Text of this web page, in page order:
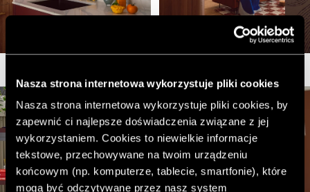
Nasza strona internetowa wykorzystuje pliki cookies
Nasza strona internetowa wykorzystuje pliki cookies, by
zapewnić ci najlepsze doświadczenia związane z jej
wykorzystaniem. Cookies to niewielkie informacje
tekstowe, przechowywane na twoim urządzeniu
końcowym (np. komputerze, tablecie, smartfonie), które
mogą być odczytywane przez nasz system